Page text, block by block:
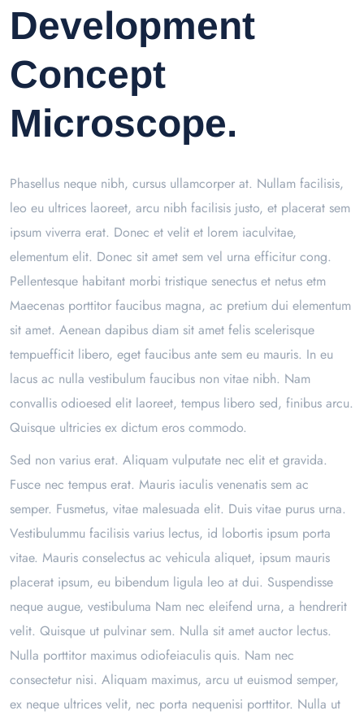
Development
Concept
Microscope.
Phasellus neque nibh, cursus ullamcorper at. Nullam facilisis,
leo eu ultrices laoreet, arcu nibh facilisis justo, et placerat sem
ipsum viverra erat. Donec et velit et lorem iaculvitae,
elementum elit. Donec sit amet sem vel urna efficitur cong.
Pellentesque habitant morbi tristique senectus et netus etm
Maecenas porttitor faucibus magna, ac pretium dui elementum
sit amet. Aenean dapibus diam sit amet felis scelerisque
tempuefficit libero, eget faucibus ante sem eu mauris. In eu
lacus ac nulla vestibulum faucibus non vitae nibh. Nam
convallis odioesed elit laoreet, tempus libero sed, finibus arcu.
Quisque ultricies ex dictum eros commodo.
Sed non varius erat. Aliquam vulputate nec elit et gravida.
Fusce nec tempus erat. Mauris iaculis venenatis sem ac
semper. Fusmetus, vitae malesuada elit. Duis vitae purus urna.
Vestibulummu facilisis varius lectus, id lobortis ipsum porta
vitae. Mauris conselectus ac vehicula aliquet, ipsum mauris
placerat ipsum, eu bibendum ligula leo at dui. Suspendisse
neque augue, vestibuluma Nam nec eleifend urna, a hendrerit
velit. Quisque ut pulvinar sem. Nulla sit amet auctor lectus.
Nulla porttitor maximus odiofeiaculis quis. Nam nec
consectetur nisi. Aliquam maximus, arcu ut euismod semper,
ex neque ultrices velit, nec porta nequenisi porttitor. Nulla ut